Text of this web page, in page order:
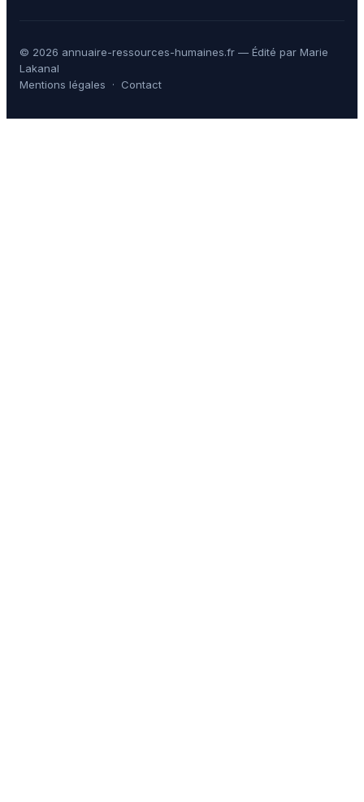
© 2026 annuaire-ressources-humaines.fr — Édité par Marie
Lakanal
Mentions légales · Contact